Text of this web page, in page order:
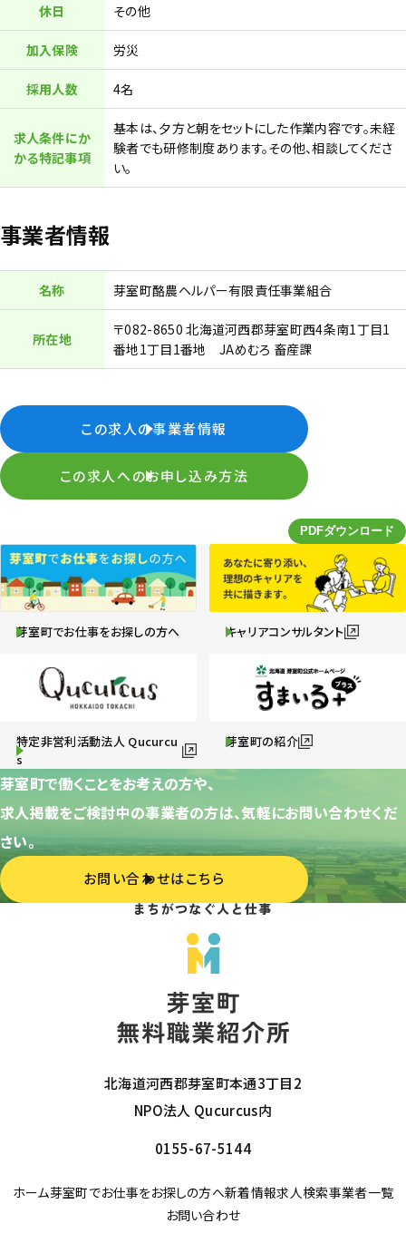
休日 その他
加入保険 労災
採用人数 4名
求人条件にか
かる特記事項
基本は、夕方と朝をセットにした作業内容です。未経
験者でも研修制度あります。その他、相談してくださ
い。
事業者情報
名称 芽室町酪農ヘルパー有限責任事業組合
所在地
〒082-8650 北海道河西郡芽室町西4条南1丁目1
番地1丁目1番地 JAめむろ 畜産課
この求人の事業者情報
この求人へのお申し込み方法
芽室町でお仕事をお探しの方へ キャリアコンサルタント
特定非営利活動法人 Qucurcu
s
芽室町の紹介
芽室町で働くことをお考えの方や、
求人掲載をご検討中の事業者の方は、気軽にお問い合わせくだ
さい。
お問い合わせはこちら
北海道河西郡芽室町本通3丁目2
NPO法人 Qucurcus内
0155-67-5144
ホーム芽室町でお仕事をお探しの方へ新着情報求人検索事業者一覧
お問い合わせ